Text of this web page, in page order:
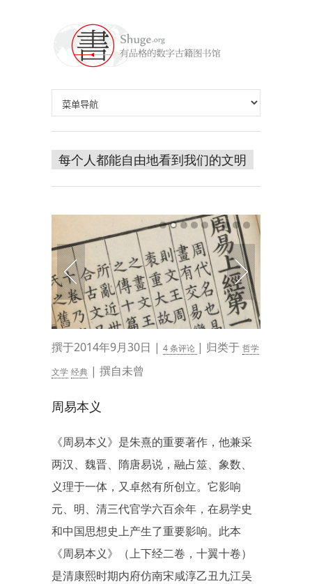
每个人都能自由地看到我们的文明
撰于2014年9月30日 | 4 条评论 | 归类于 哲学
文学 经典 | 撰自未曾
周易本义
《周易本义》是朱熹的重要著作，他兼采
两汉、魏晋、隋唐易说，融占筮、象数、
义理于一体，又卓然有所创立。它影响
元、明、清三代官学六百余年，在易学史
和中国思想史上产生了重要影响。此本
《周易本义》（上下经二卷，十翼十卷）
是清康熙时期内府仿南宋咸淳乙丑九江吴